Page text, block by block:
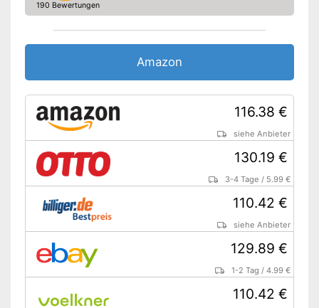
190 Bewertungen
Amazon
116.38 €
siehe Anbieter
130.19 €
3-4 Tage / 5.99 €
110.42 €
siehe Anbieter
129.89 €
1-2 Tag /4.99 €
110.42 €